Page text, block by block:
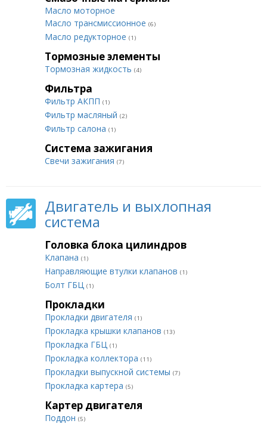
Масло моторное
Масло трансмиссионное (6)
Масло редукторное (1)
Тормозные элементы
Тормозная жидкость (4)
Фильтра
Фильтр АКПП (1)
Фильтр масляный (2)
Фильтр салона (1)
Система зажигания
Свечи зажигания (7)
Двигатель и выхлопная
система
Головка блока цилиндров
Клапана (1)
Направляющие втулки клапанов (1)
Болт ГБЦ (1)
Прокладки
Прокладки двигателя (1)
Прокладка крышки клапанов (13)
Прокладка ГБЦ (1)
Прокладка коллектора (11)
Прокладки выпускной системы (7)
Прокладка картера (5)
Картер двигателя
Поддон (5)